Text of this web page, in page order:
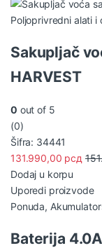
Poljoprivredni alati i
Sakupljač
HARVEST
0 out of 5
(0)
Šifra: 34441
131.990,00 рсд
Dodaj u korpu
Uporedi proizvode
Ponuda,
Baterija